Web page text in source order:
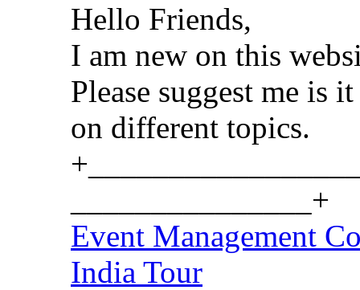
Hello Friends,
I am new on this
Please suggest me is
on different topics.
_______________+
Event Management
India Tour